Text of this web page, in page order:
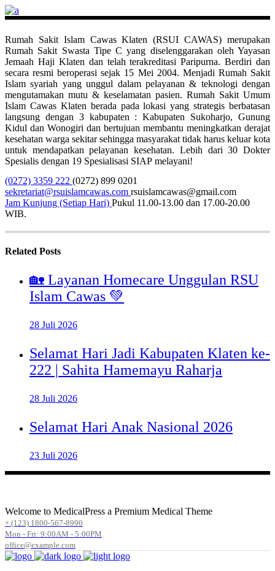
Rumah Sakit Islam Cawas Klaten (RSUI CAWAS) merupakan
Rumah Sakit Swasta Tipe C yang diselenggarakan oleh Yayasan
Jemaah Haji Klaten dan telah terakreditasi Paripurna. Berdiri dan
secara resmi beroperasi sejak 15 Mei 2004. Menjadi Rumah Sakit
Islam syariah yang unggul dalam pelayanan & teknologi dengan
mengutamakan mutu & keselamatan pasien. Rumah Sakit Umum
Islam Cawas Klaten berada pada lokasi yang strategis berbatasan
langsung dengan 3 kabupaten : Kabupaten Sukoharjo, Gunung
Kidul dan Wonogiri dan bertujuan membantu meningkatkan derajat
kesehatan warga sekitar sehingga masyarakat tidak harus keluar kota
untuk mendapatkan pelayanan kesehatan. Lebih dari 30 Dokter
Spesialis dengan 19 Spesialisasi SIAP melayani!
(0272) 3359 222 (0272) 899 0201
sekretariat@rsuislamcawas.com rsuislamcawas@gmail.com
Jam Kunjung (Setiap Hari) Pukul 11.00-13.00 dan 17.00-20.00
WIB.
Related Posts
🏡 Layanan Homecare Unggulan RSU
Islam Cawas 💚
28 Juli 2026
Selamat Hari Jadi Kabupaten Klaten ke-
222 | Sahita Hamemayu Raharja
28 Juli 2026
Selamat Hari Anak Nasional 2026
23 Juli 2026
Welcome to MedicalPress a Premium Medical Theme
+ (123) 1800-567-8990
Mon - Fri: 9:00AM - 5:00PM
office@example.com